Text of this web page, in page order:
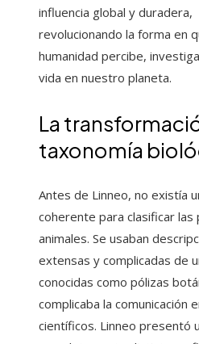
influencia global y duradera,
revolucionando la forma en
humanidad percibe,
vida en nuestro planeta.
La
taxonomía
Antes de Linneo, no existía
coherente para clasificar las
animales. Se usaban
extensas y complicadas de
conocidas como pólizas
complicaba la comunicación
científicos. Linneo presentó